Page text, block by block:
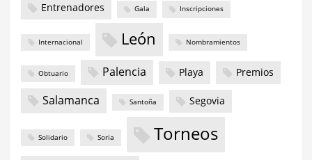
Entrenadores Gala Inscripciones
Internacional León Nombramientos
Obtuario Palencia Playa Premios
Salamanca Santoña Segovia
Solidario Soria Torneos